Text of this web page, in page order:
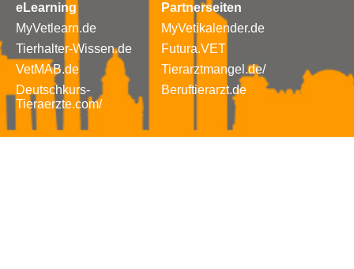
eLearning
MyVetlearn.de
Tierhalter-Wissen.de
VetMAB.de
Deutschkurs-
Tieraerzte.com/
Partnerseiten
MyVetikalender.de
Futura.VET
Tierarztmangel.de/
Beruftierarzt.de